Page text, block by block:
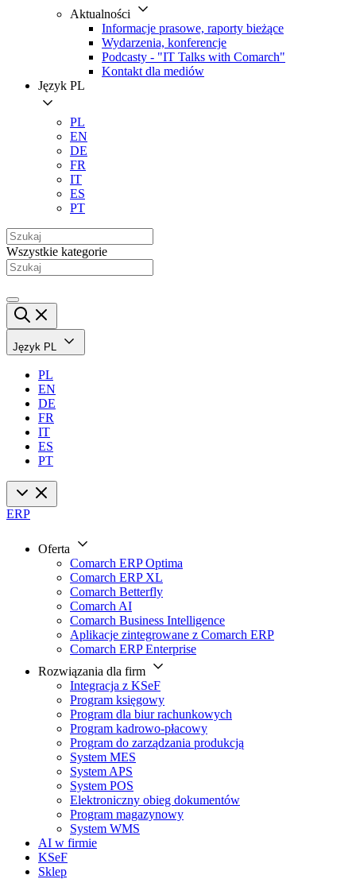
Aktualności
Informacje prasowe, raporty bieżące
Wydarzenia, konferencje
Podcasty - "IT Talks with Comarch"
Kontakt dla mediów
Język PL
PL
EN
DE
FR
IT
ES
PT
Wszystkie kategorie
Język PL
PL
EN
DE
FR
IT
ES
PT
ERP
Oferta
Comarch ERP Optima
Comarch ERP XL
Comarch Betterfly
Comarch AI
Comarch Business Intelligence
Aplikacje zintegrowane z Comarch ERP
Comarch ERP Enterprise
Rozwiązania dla firm
Integracja z KSeF
Program księgowy
Program dla biur rachunkowych
Program kadrowo-płacowy
Program do zarządzania produkcją
System MES
System APS
System POS
Elektroniczny obieg dokumentów
Program magazynowy
System WMS
AI w firmie
KSeF
Sklep